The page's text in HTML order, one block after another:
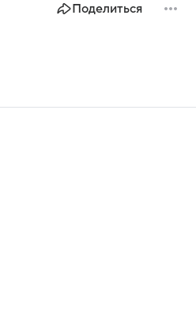
Поделиться